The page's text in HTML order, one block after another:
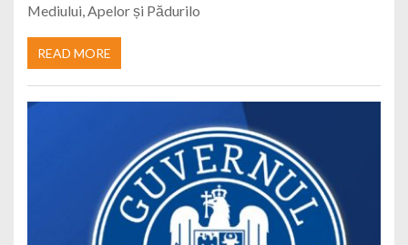
Mediului, Apelor și Pădurilo
READ MORE